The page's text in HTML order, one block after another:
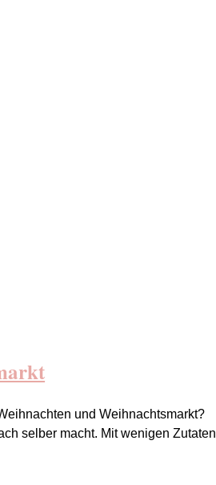
und Weihnachtsmarkt?
selber macht. Mit wenigen Zutaten